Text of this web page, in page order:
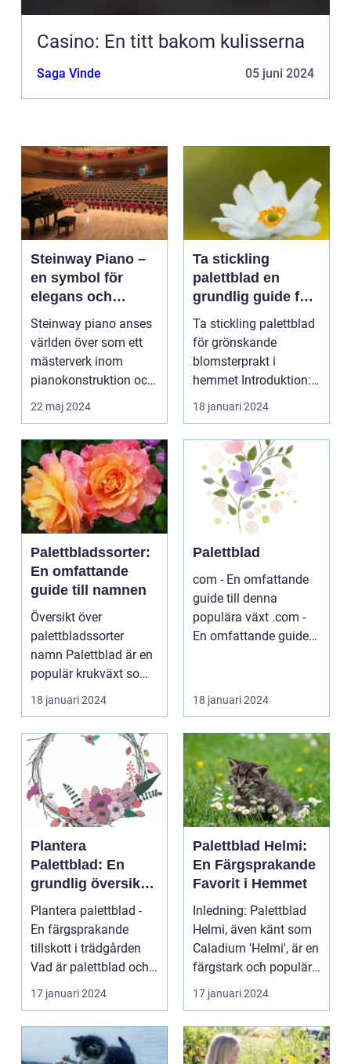
Casino: En titt bakom kulisserna
Saga Vinde 05 juni 2024
Steinway Piano –
en symbol för
elegans och
prestation
Steinway piano anses
världen över som ett
mästerverk inom
pianokonstruktion och
musik...
22 maj 2024
Ta stickling
palettblad en
grundlig guide för
blomsterentusiast
er
Ta stickling palettblad
för grönskande
blomsterprakt i
hemmet Introduktion:
...
18 januari 2024
Palettbladssorter:
En omfattande
guide till namnen
Översikt över
palettbladssorter
namn Palettblad är en
populär krukväxt som
blivit allt mer eftertra...
18 januari 2024
Palettblad
com - En omfattande
guide till denna
populära växt .com -
En omfattande guide
18 januari 2024
Plantera
Palettblad: En
grundlig översikt
och presentation
Plantera palettblad -
En färgsprakande
tillskott i trädgården
Vad är palettblad och
vilka typer fin...
17 januari 2024
Palettblad Helmi:
En Färgsprakande
Favorit i Hemmet
Inledning: Palettblad
Helmi, även känt som
Caladium 'Helmi', är en
färgstark och populär
växt som ha...
17 januari 2024